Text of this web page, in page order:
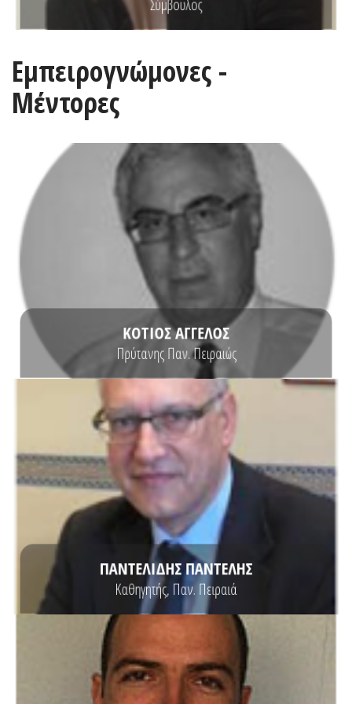
Σύμβουλος
Εμπειρογνώμονες -
Μέντορες
ΚΟΤΙΟΣ ΑΓΓΕΛΟΣ
Πρύτανης Παν. Πειραιώς
Ο Άγγελος Κότιος είναι Πρύτανης Πανεπιστημίου Πειραιώς. Κατέχει
διδακτορικό στα Οικονομικά από το Πανεπιστήμιο του Tubingen της
Γερμανίας και μεταπτυχιακό στην Οικονομική Σχολή του Πανεπιστημίου
του Τύμπινγκεν.
ΠΑΝΤΕΛΙΔΗΣ ΠΑΝΤΕΛΗΣ
Καθηγητής, Παν. Πειραιά
Ο Παντελής Παντελίδης είναι Αντιπρύτανης Ακαδημαϊκών Υποθέσεων,
Διοικητικών Υποθέσεων και Φοιτητικής Μέριμνας στο Πανεπιστήμιο
Πειραιώς. Κατέχει διδακτορικό και μεταπτυχιακό στα οικονομικά από το
Πανεπιστήμιο Wayne State University.
ΒΙΟΓΡΑΦΙΚΟ
Υπολογιστών.
ΒΙΟΓΡΑΦΙΚΟ